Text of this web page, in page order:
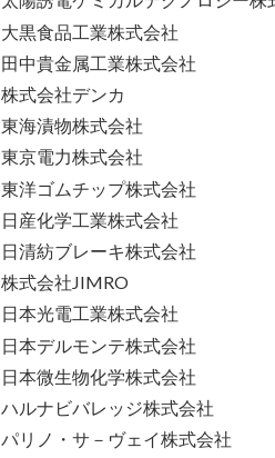
大黒食品工業株式会社
田中貴金属工業株式会社
株式会社デンカ
東海漬物株式会社
東京電力株式会社
東洋ゴムチップ株式会社
日産化学工業株式会社
日清紡ブレーキ株式会社
株式会社JIMRO
日本光電工業株式会社
日本デルモンテ株式会社
日本微生物化学株式会社
ハルナビバレッジ株式会社
パリノ・サ－ヴェイ株式会社